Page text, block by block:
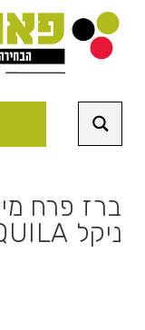
ברז פרח
ניקל AQUILA